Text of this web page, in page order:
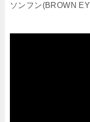
ソンフン(BROWN